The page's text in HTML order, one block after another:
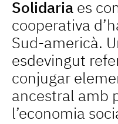
Solidaria es
cooperativa
Sud-americà.
esdevingut
conjugar
ancestral amb
l’economia